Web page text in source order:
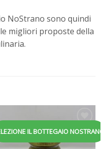
NoStrano sono quindi
migliori proposte della
IL BOTTEGAIOAggiungi
lista dei